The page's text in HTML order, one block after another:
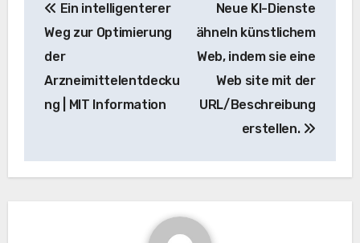
Navigation
Ein intelligenterer
Weg zur Optimierung
der
Arzneimittelentdecku
ng | MIT Information
Neue KI-Dienste
ähneln künstlichem
Web, indem sie eine
Web site mit der
URL/Beschreibung
erstellen.